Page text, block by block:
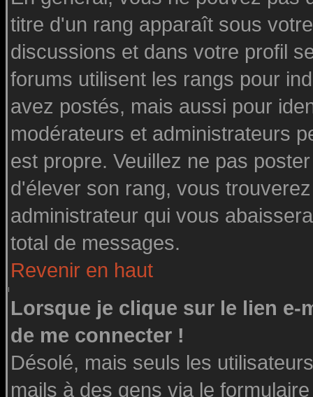
titre d'un rang apparaît sous
discussions et dans votre profil
forums utilisent les rangs pour
avez postés, mais aussi pour
modérateurs et administrateurs
est propre. Veuillez ne pas
d'élever son rang, vous
administrateur qui vous
total de messages.
Revenir en haut
Lorsque je clique sur le lien e-
de me connecter !
Désolé, mais seuls les
mails à des gens via le